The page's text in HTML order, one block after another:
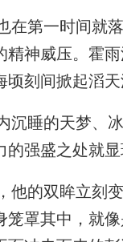
第一时间就
精神威压。霍
刻间掀起滔天
睡的天梦、
强盛之处就显
的双眸立刻
笼罩其中，就